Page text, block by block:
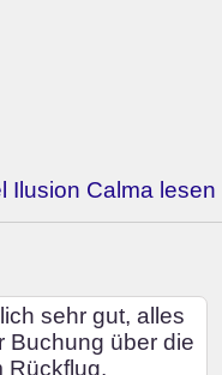
Ilusion Calma lesen
sehr gut, alles
Buchung über die
Rückflug.